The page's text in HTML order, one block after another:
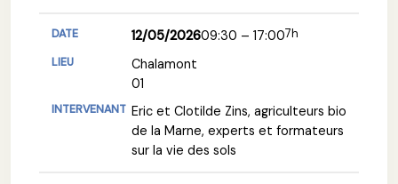
12/05/202609:30 – 17:007h
Chalamont
01
Eric et Clotilde Zins, agriculteurs bio
de la Marne, experts et formateurs
sur la vie des sols